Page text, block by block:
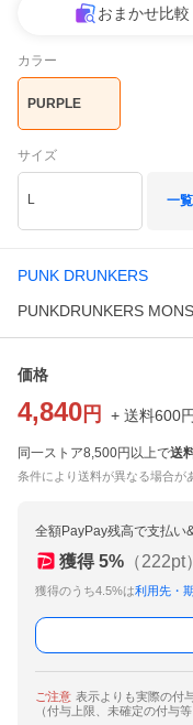
おまかせ比較
カラー
PURPLE
サイズ
L 一
PUNK DRUNKERS
PUNKDRUNKERS
価格
4,840 円 + 送料600円
同一ストア8,500円以上で送
条件により送料が異なる場合が
全額PayPay残高で支払い
獲得 5% （222pt）
獲得のうち4.5%は利用先・
ご注意 表示よりも実際の付
（付与上限、未確定の付与等